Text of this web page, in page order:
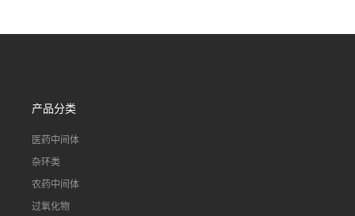
产品分类
医药中间体
杂环类
农药中间体
过氧化物